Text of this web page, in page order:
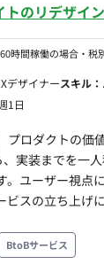
のリデザイ
時間稼働の場合・税
デザイナースキル：
1日
プロダクトの価
実装までを一
。ユーザー視点
ビスの立ち上げ
集客マーケター
LPのゼロイチ
BtoBサービス